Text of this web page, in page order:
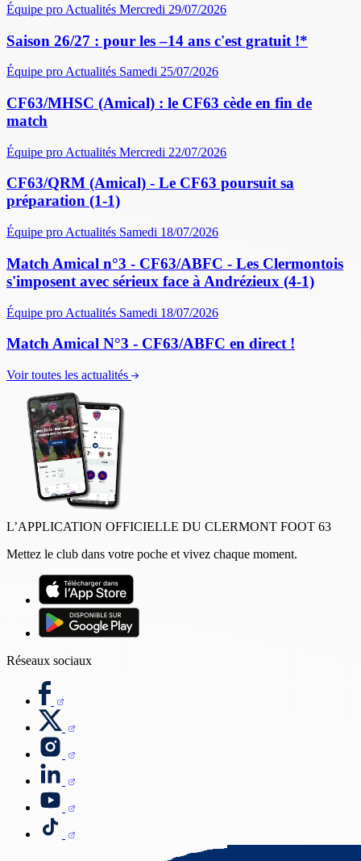
Équipe pro Actualités Mercredi 29/07/2026
Saison 26/27 : pour les –14 ans c'est gratuit !*
Équipe pro Actualités Samedi 25/07/2026
CF63/MHSC (Amical) : le CF63 cède en fin de
match
Équipe pro Actualités Mercredi 22/07/2026
CF63/QRM (Amical) - Le CF63 poursuit sa
préparation (1-1)
Équipe pro Actualités Samedi 18/07/2026
Match Amical n°3 - CF63/ABFC - Les Clermontois
s'imposent avec sérieux face à Andrézieux (4-1)
Équipe pro Actualités Samedi 18/07/2026
Match Amical N°3 - CF63/ABFC en direct !
Voir toutes les actualités
L’APPLICATION OFFICIELLE DU CLERMONT FOOT 63
Mettez le club dans votre poche et vivez chaque moment.
Réseaux sociaux